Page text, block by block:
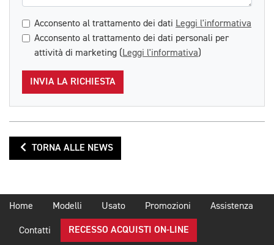
Acconsento al trattamento dei dati Leggi l'informativa
Acconsento al trattamento dei dati personali per
attività di marketing (Leggi l'informativa)
INVIA LA RICHIESTA
TORNA ALLE NEWS
Home Modelli Usato Promozioni Assistenza
Contatti RECESSO ACQUISTI ON-LINE